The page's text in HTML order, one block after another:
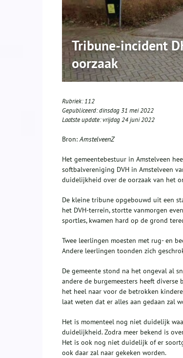
Tribune-incident
oorzaak
Rubriek:112
Gepubliceerd:dinsdag 31 mei 2022
Laatste update:vrijdag 24 juni 2022
Bron:AmstelveenZ
Het gemeentebestuur in Amstelveen
softbalvereniging DVH in Amstelveen
duidelijkheid over de oorzaak van het
De kleine tribune opgebouwd uit een
het DVH-terrein, stortte vanmorgen
sportles, kwamen hard op de grond
Twee leerlingen moesten met rug- en
Andere leerlingen toonden zich
De gemeente stond na het ongeval al
andere de burgemeesters heeft diverse
het heel naar voor de betrokken
laat weten dat er alles aan gedaan zal
Het is momenteel nog niet duidelijk
duidelijkheid. Zodra meer bekend is
Het is ook nog niet duidelijk of er
ook daar zal naar gekeken worden.